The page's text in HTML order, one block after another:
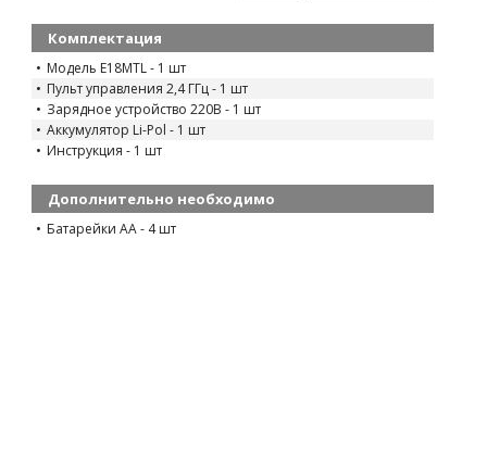
Комплектация
Модель E18MTL - 1 шт
Пульт управления 2,4 ГГц - 1 шт
Зарядное устройство 220В - 1 шт
Аккумулятор Li-Pol - 1 шт
Инструкция - 1 шт
Дополнительно необходимо
Батарейки AA - 4 шт